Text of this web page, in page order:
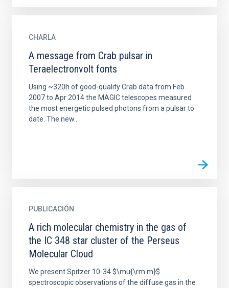
CHARLA
A message from Crab pulsar in
Teraelectronvolt fonts
Using ~320h of good-quality Crab data from Feb
2007 to Apr 2014 the MAGIC telescopes measured
the most energetic pulsed photons from a pulsar to
date. The new...
PUBLICACIÓN
A rich molecular chemistry in the gas of
the IC 348 star cluster of the Perseus
Molecular Cloud
We present Spitzer 10-34 $\mu{\rm m}$
spectroscopic observations of the diffuse gas in the